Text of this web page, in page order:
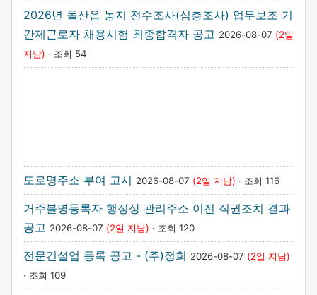
2026년 돌산읍 농지 전수조사(심층조사) 업무보조 기
간제근로자 채용시험 최종합격자 공고 2026-08-07 (2일
지남) · 조회 54
도로명주소 부여 고시 2026-08-07 (2일 지남) · 조회 116
거주불명등록자 행정상 관리주소 이전 직권조치 결과
공고 2026-08-07 (2일 지남) · 조회 120
전문건설업 등록 공고 - (주)정희 2026-08-07 (2일 지남)
· 조회 109